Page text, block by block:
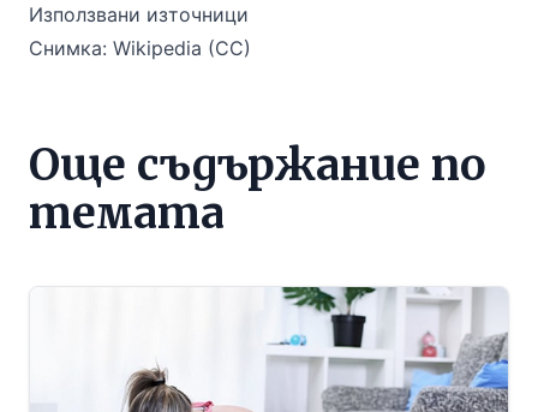
Използвани източници
Снимка: Wikipedia (CC)
Още съдържание по
темата